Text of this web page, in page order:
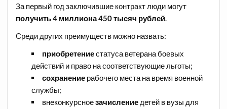
За первый год заключившие контракт люди могут
получить 4 миллиона 450 тысяч рублей
Среди других преимуществ можно назвать:
приобретениестатуса ветерана боевых
действий и право на соответствующие льготы;
сохранениерабочего места на время военной
службы;
внеконкурсноезачислениедетей в вузы для